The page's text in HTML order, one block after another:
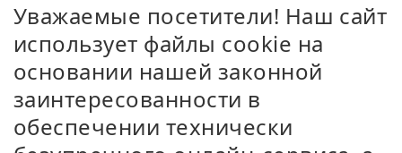
Уважаемые посетители! Наш сайт
использует файлы cookie на
основании нашей законной
заинтересованности в
обеспечении технически